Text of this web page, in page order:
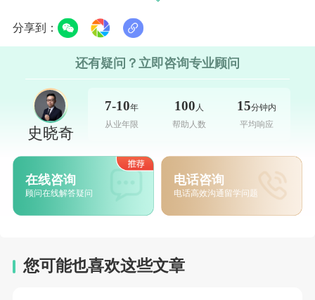
好大学录取信、合格语言证明、自保金、保险等材料，
在约定时间递交申请，耐心等待签证下发。签证申请费
为75欧元，官方处理时间约5周，个别情况可能更长，
所以收到院校录取后要尽早申请。
语言+留学签证：德语进阶的过渡之选
>
若尚未满足德国大学德语要求，想先到德国学习德
语，考出合格成绩后再申请大学，就需申请语言+留学
但根据最新递签政策，报名德国语言班需提供
分享到：
还有疑问？立即咨询专业顾问
史晓奇
7-10年
从业年限
100 人
帮助人数
15分钟内
平均响应
在线咨询
顾问在线解答疑问
电话咨询
电话高效沟通留学问题
您可能也喜欢这些文章